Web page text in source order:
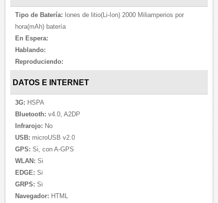
Tipo de Batería: Iones de litio(Li-Ion) 2000 Miliamperios por
hora(mAh) batería
En Espera:
Hablando:
Reproduciendo:
DATOS E INTERNET
3G: HSPA
Bluetooth: v4.0, A2DP
Infrarojo: No
USB: microUSB v2.0
GPS: Si, con A-GPS
WLAN: Si
EDGE: Si
GRPS: Si
Navegador: HTML